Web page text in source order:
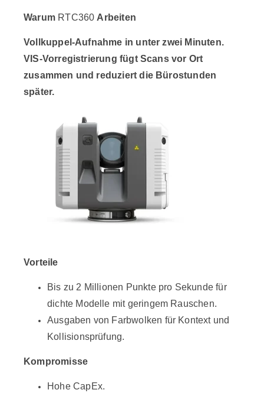
Warum RTC360 Arbeiten
Vollkuppel-Aufnahme in unter zwei Minuten.
VIS-Vorregistrierung fügt Scans vor Ort
zusammen und reduziert die Bürostunden
später.
Vorteile
Bis zu 2 Millionen Punkte pro Sekunde für
dichte Modelle mit geringem Rauschen.
Ausgaben von Farbwolken für Kontext und
Kollisionsprüfung.
Kompromisse
Hohe CapEx.